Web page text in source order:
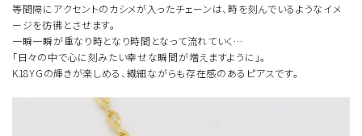
等間隔にアクセントのカシメが入ったチェーンは、時を刻んでいるようなイメ
ージを彷彿とさせます。
一瞬一瞬が重なり時となり時間となって流れていく…
「日々の中で心に刻みたい幸せな瞬間が増えますように」。
K18YGの輝きが楽しめる、繊細ながらも存在感のあるピアスです。